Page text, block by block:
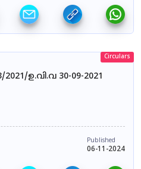
Circulars
ഉ.വി.വ 30-09-2021
Published
06-11-2024